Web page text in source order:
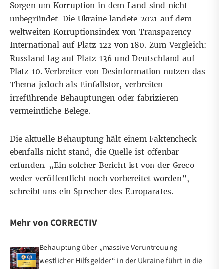
Sorgen um Korruption in dem Land sind nicht
unbegründet. Die Ukraine landete 2021 auf dem
weltweiten Korruptionsindexvon Transparency
International auf Platz 122 von 180. Zum Vergleich:
Russland lag auf Platz 136 und Deutschland auf
Platz 10. Verbreiter von Desinformation nutzen das
Thema jedoch als Einfallstor, verbreiten
irreführende Behauptungen oder fabrizieren
vermeintliche Belege.
Die aktuelle Behauptung hält einem Faktencheck
ebenfalls nicht stand, die Quelle ist offenbar
erfunden. „Ein solcher Bericht ist von der Greco
weder veröffentlicht noch vorbereitet worden”,
schreibt uns ein Sprecher des Europarates.
Mehr von CORRECTIV
Behauptung über „massive Veruntreuung
westlicher Hilfsgelder“ in der Ukraine führt in die